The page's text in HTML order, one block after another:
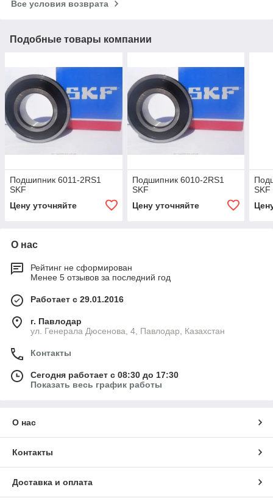
Все условия возврата
Подобные товары компании
Подшипник 6011-2RS1
SKF
Цену уточняйте
Подшипник 6010-2RS1
SKF
Цену уточняйте
SKF
О нас
Рейтинг не сформирован
Менее 5 отзывов за последний год
Работает с 29.01.2016
г. Павлодар
ул. Генерала Дюсенова, 4, Павлодар, Казахстан
Контакты
Сегодня работает с 08:30 до 17:30
Показать весь график работы
О нас
Контакты
Доставка и оплата